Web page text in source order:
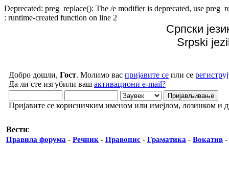
Deprecated: preg_replace(): The /e modifier is deprecated, use
: runtime-created function on line 2
Српски
Srpski
Добро дошли, Гост. Молимо вас пријавите се или се
Да ли сте изгубили ваш активациони e-mail?
Пријавите се корисничким именом или имејлом, лозинком и
Вести:
Правила форума - Речник - Правопис - Граматика - Вокатив -